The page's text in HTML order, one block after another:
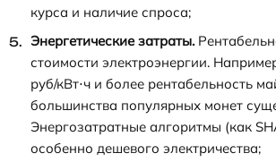
курса и наличие спроса;
Энергетические затраты.
стоимости электроэнергии.
руб/кВт⋅ч и более рентабельность
большинства популярных монет
Энергозатратные алгоритмы (как
особенно дешевого электричества;